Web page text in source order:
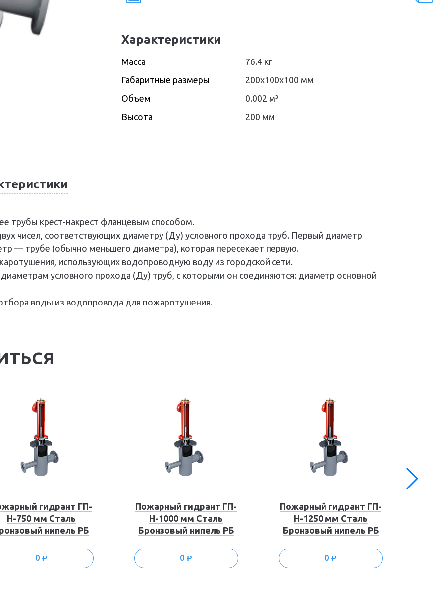
Характеристики
Масса
76.4 кг
Габаритные размеры
200х100х100 мм
Объем
0.002 м³
Высота
200 мм
трубы крест-накрест фланцевым способом.
чисел, соответствующих диаметру (Ду) условного прохода труб. Первый диаметр
— трубе (обычно меньшего диаметра), которая пересекает первую.
использующих водопроводную воду из городской сети.
условного прохода (Ду) труб, с которыми он соединяются: диаметр основной
воды из водопровода для пожаротушения.
гидрант ГП-
Н-750 мм Сталь
нипель РБ
0 c
Пожарный гидрант ГП-
Н-1000 мм Сталь
Бронзовый нипель РБ
0 c
Пожарный гидрант ГП-
Н-1250 мм Сталь
Бронзовый нипель РБ
0 c